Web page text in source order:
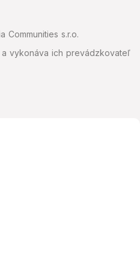
Communities s.r.o.
vykonáva ich prevádzkovateľ